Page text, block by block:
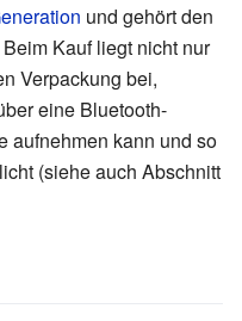
und gehört den
Kauf liegt nicht nur
Verpackung bei,
eine Bluetooth-
aufnehmen kann und so
(siehe auch Abschnitt